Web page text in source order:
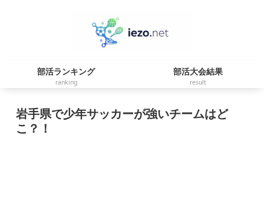
部活ランキング
ranking
部活大会結果
result
岩手県で少年サッカーが強いチームはど
こ？！